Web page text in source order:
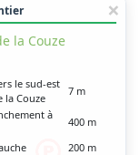
la Couze
le sud-est
la Couze
7 m
à
400 m
200 m